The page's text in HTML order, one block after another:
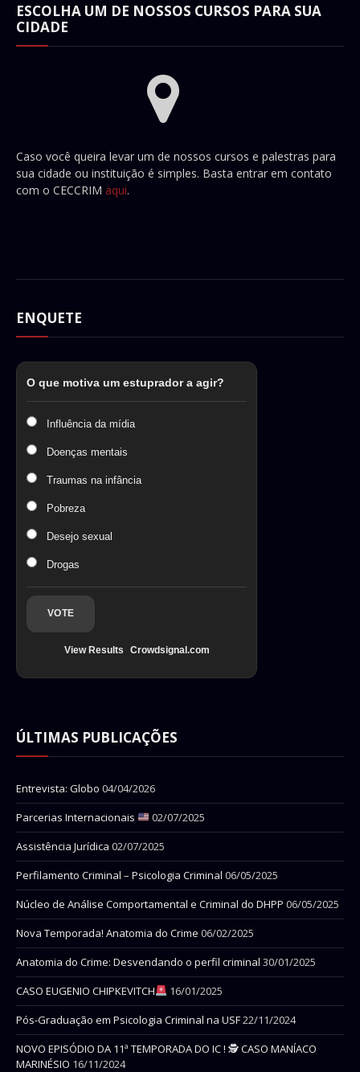
ESCOLHA UM DE NOSSOS CURSOS PARA SUA
CIDADE
Caso você queira levar um de nossos cursos e palestras para
sua cidade ou instituição é simples. Basta entrar em contato
com o CECCRIM aqui.
ENQUETE
O que motiva um estuprador a agir?
Influência da mídia
Doenças mentais
Traumas na infância
Pobreza
Desejo sexual
Drogas
VOTE
View Results Crowdsignal.com
ÚLTIMAS PUBLICAÇÕES
Entrevista: Globo 04/04/2026
Parcerias Internacionais
02/07/2025
Assistência Jurídica 02/07/2025
Perfilamento Criminal – Psicologia Criminal 06/05/2025
Núcleo de Análise Comportamental e Criminal do DHPP 06/05/2025
Nova Temporada! Anatomia do Crime 06/02/2025
Anatomia do Crime: Desvendando o perfil criminal 30/01/2025
CASO EUGENIO CHIPKEVITCH
16/01/2025
Pós-Graduação em Psicologia Criminal na USF22/11/2024
NOVO EPISÓDIO DA 11ª TEMPORADA DO IC ! 🕵 CASO MANÍACO
MARINÉSIO 16/11/2024